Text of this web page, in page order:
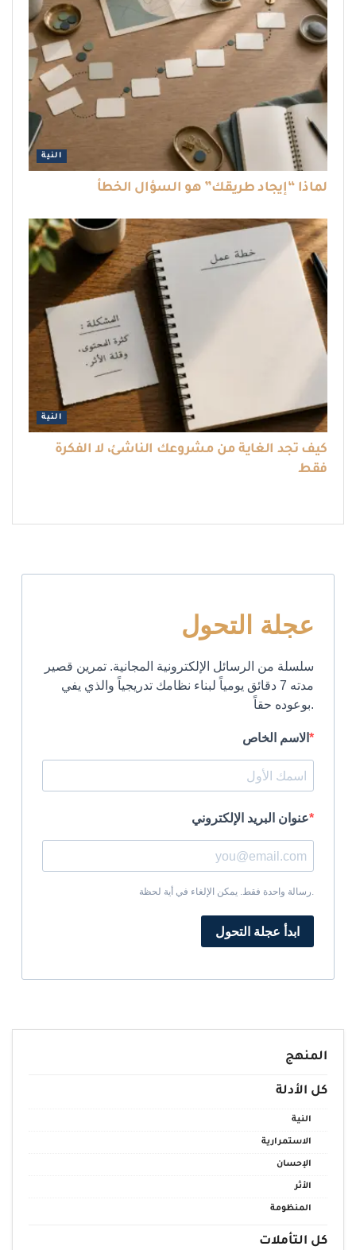
النية
لماذا “إيجاد طريقك” هو السؤال الخطأ
النية
كيف تجد الغاية من مشروعك الناشئ، لا الفكرة
فقط
عجلة التحول
سلسلة من الرسائل الإلكترونية المجانية. تمرين قصير
مدته 7 دقائق يومياً لبناء نظامك تدريجياً والذي يفي
بوعوده حقاً.
الاسم الخاص
عنوان البريد الإلكتروني
رسالة واحدة فقط. يمكن الإلغاء في أية لحظة.
ابدأ عجلة التحول
المنهج
كل الأدلة
النية
الاستمرارية
الإحسان
الأثر
المنظومة
كل التأملات